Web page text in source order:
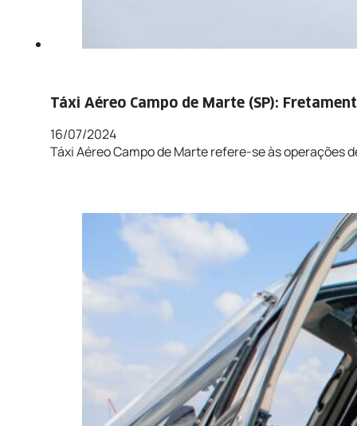
Táxi Aéreo Campo de Marte (SP):
16/07/2024
Táxi Aéreo Campo de Marte refere-se às